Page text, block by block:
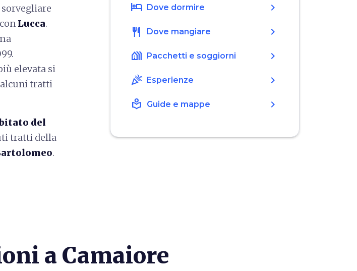
con Lucca.
elevata si
alcuni tratti
del
tratti della
.
hotel Dove dormire chevron_right
restaurant Dove mangiare chevron_right
holiday_village Pacchetti e soggiorni chevron_right
celebration Esperienze chevron_right
local_library Guide e mappe chevron_right
a Camaiore